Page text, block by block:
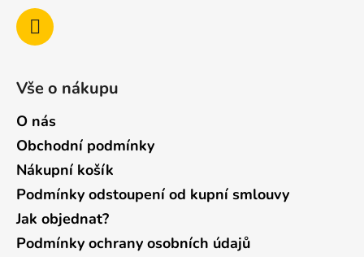
Vše o nákupu
O nás
Obchodní podmínky
Nákupní košík
Podmínky odstoupení od kupní smlouvy
Jak objednat?
Podmínky ochrany osobních údajů